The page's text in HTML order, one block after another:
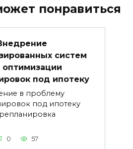
понравиться
систем
под ипотеку
в проблему
под ипотеку
0 57